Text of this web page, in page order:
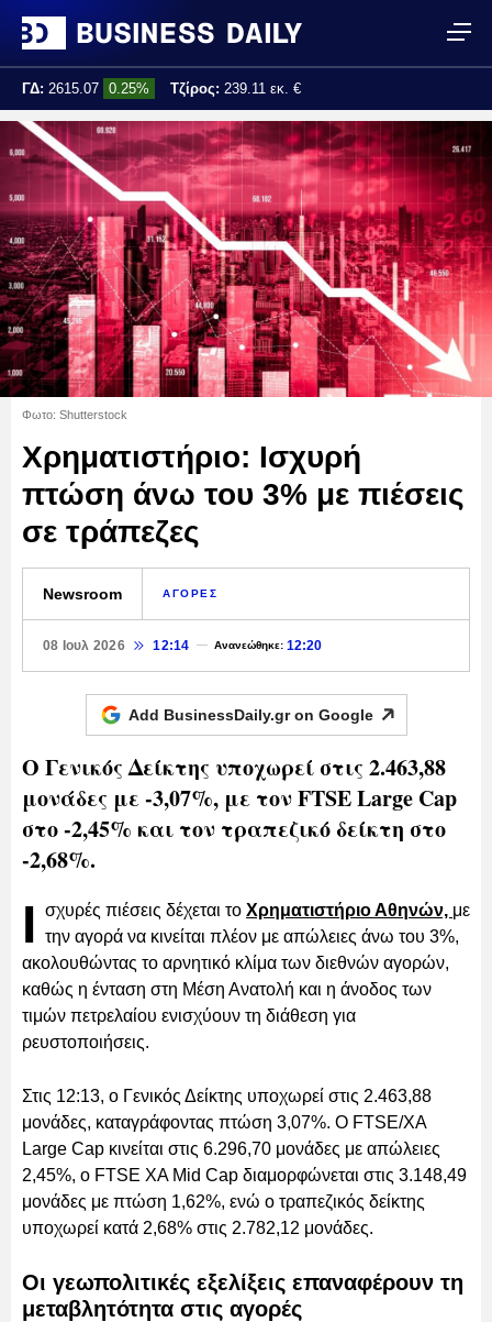
ΓΔ: 2615.07 0.25% Τζίρος: 239.11 εκ. €
Τελ. ενημέρωση: 17:25:01
Φωτο: Shutterstock
Χρηματιστήριο: Ισχυρή
πτώση άνω του 3% με πιέσεις
σε τράπεζες
Newsroom ΑΓΟΡΕΣ
08 Ιουλ 2026 12:14 Ανανεώθηκε:12:20
Add BusinessDaily.gr on Google
Ο Γενικός Δείκτης υποχωρεί στις 2.463,88
μονάδες με -3,07%, με τον FTSE Large Cap
στο -2,45% και τον τραπεζικό δείκτη στο
-2,68%.
Ι σχυρές πιέσεις δέχεται το Χρηματιστήριο Αθηνών, με
την αγορά να κινείται πλέον με απώλειες άνω του 3%,
ακολουθώντας το αρνητικό κλίμα των διεθνών αγορών,
καθώς η ένταση στη Μέση Ανατολή και η άνοδος των
τιμών πετρελαίου ενισχύουν τη διάθεση για
ρευστοποιήσεις.
Στις 12:13, ο Γενικός Δείκτης υποχωρεί στις 2.463,88
μονάδες, καταγράφοντας πτώση 3,07%. Ο FTSE/ΧΑ
Large Cap κινείται στις 6.296,70 μονάδες με απώλειες
2,45%, ο FTSE ΧΑ Mid Cap διαμορφώνεται στις 3.148,49
μονάδες με πτώση 1,62%, ενώ ο τραπεζικός δείκτης
υποχωρεί κατά 2,68% στις 2.782,12 μονάδες.
Οι γεωπολιτικές εξελίξεις επαναφέρουν τη
μεταβλητότητα στις αγορές